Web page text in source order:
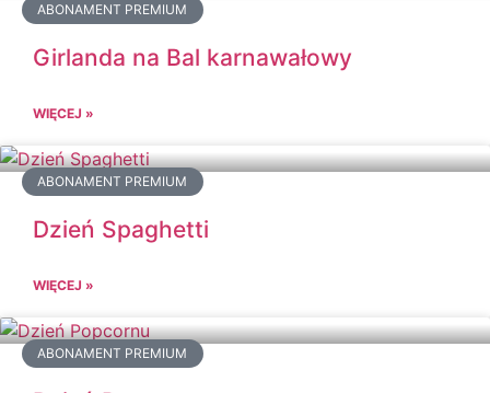
ABONAMENT PREMIUM
Girlanda na Bal karnawałowy
WIĘCEJ »
ABONAMENT PREMIUM
Dzień Spaghetti
WIĘCEJ »
ABONAMENT PREMIUM